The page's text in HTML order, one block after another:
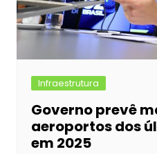
Infraestrutura
Governo prevê
aeroportos dos
em 2025